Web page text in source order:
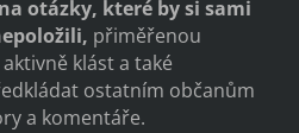
otázky, které by si sami
přiměřenou
klást a také
ostatním občanům
a komentáře.